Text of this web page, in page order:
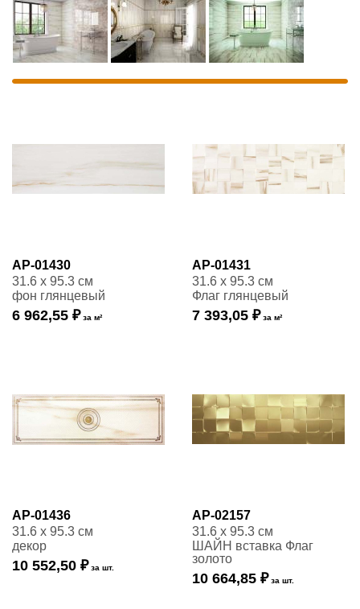
AP-01430
31.6 x 95.3 см
фон глянцевый
6 962,55 ₽ за м²
AP-01431
31.6 x 95.3 см
Флаг глянцевый
7 393,05 ₽ за м²
AP-01436
31.6 x 95.3 см
декор
10 552,50 ₽ за шт.
AP-02157
31.6 x 95.3 см
ШАЙН вставка Флаг
золото
10 664,85 ₽ за шт.